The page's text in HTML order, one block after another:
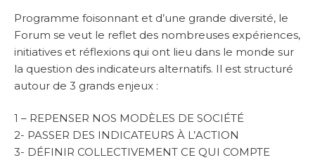
Programme foisonnant et d’une grande diversité, le
Forum se veut le reflet des nombreuses expériences,
initiatives et réflexions qui ont lieu dans le monde sur
la question des indicateurs alternatifs. Il est structuré
autour de 3 grands enjeux :
1 – REPENSER NOS MODÈLES DE SOCIÉTÉ
2- PASSER DES INDICATEURS À L’ACTION
3- DÉFINIR COLLECTIVEMENT CE QUI COMPTE